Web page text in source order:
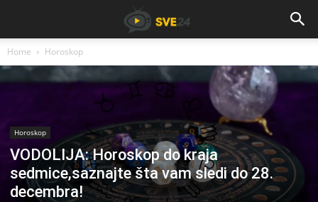
Home Horoskop
Horoskop
VODOLIJA: Horoskop do kraja
sedmice,saznajte šta vam sledi do 28.
decembra!